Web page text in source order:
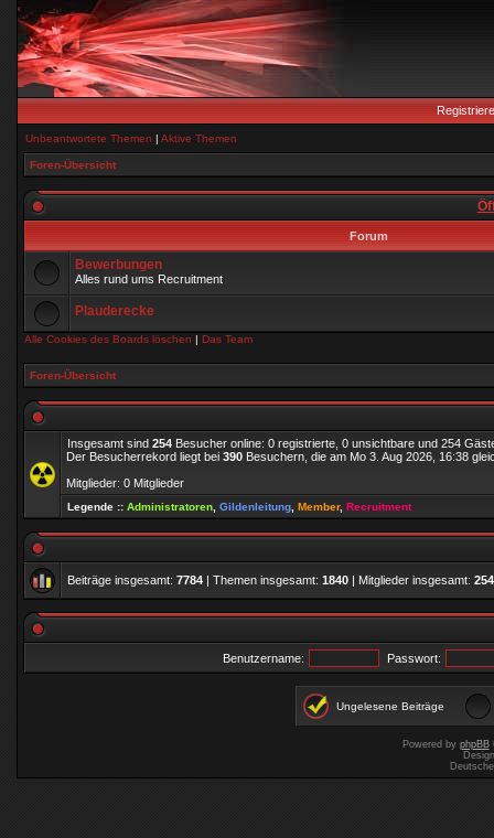
Unbeantwortete Themen | Aktive Themen
Foren-Übersicht
Forum
Bewerbungen
Alles rund ums Recruitment
Plauderecke
Alle Cookies des Boards löschen | Das Team
Foren-Übersicht
Insgesamt sind 254 Besucher online: 0 registrierte, 0 unsichtbare und 254
Der Besucherrekord liegt bei 390 Besuchern, die am Mo 3. Aug 2026, 16:38
Mitglieder: 0 Mitglieder
Legende :: Administratoren Gildenleitung Member, Recruitment
Beiträge insgesamt: 7784 | Themen insgesamt: 1840 | Mitglieder insgesamt:
Benutzername: Passwort:
Ungelesene Beiträge
Powered by phpBB